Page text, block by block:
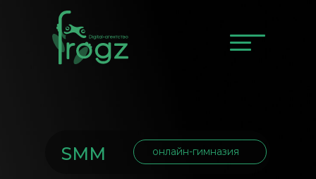
SMM онлайн-гимназия